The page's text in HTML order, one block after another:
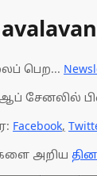
பெற...
சேனலில்
Facebook,
அறிய